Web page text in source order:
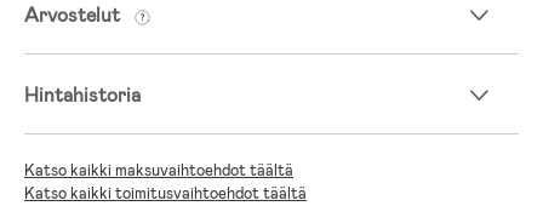
Arvostelut
Hintahistoria
Katso kaikki maksuvaihtoehdot täältä
Katso kaikki toimitusvaihtoehdot täältä